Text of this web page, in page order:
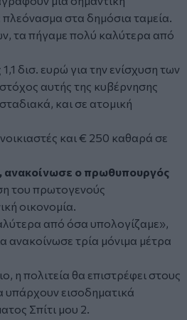
πλεόνασμα στα δημόσια ταμεία.
τα πήγαμε πολύ καλύτερα από
δισ. ευρώ για την ενίσχυση των
αυτής της κυβέρνησης
και σε ατομική
και € 250 καθαρά σε
ανακοίνωσε ο πρωθυπουργός
του πρωτογενούς
οικονομία.
από όσα υπολογίζαμε»,
ανακοίνωσε τρία μόνιμα μέτρα
η πολιτεία θα επιστρέφει στους
υπάρχουν εισοδηματικά
Σπίτι μου 2.